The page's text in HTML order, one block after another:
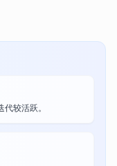
较活跃。